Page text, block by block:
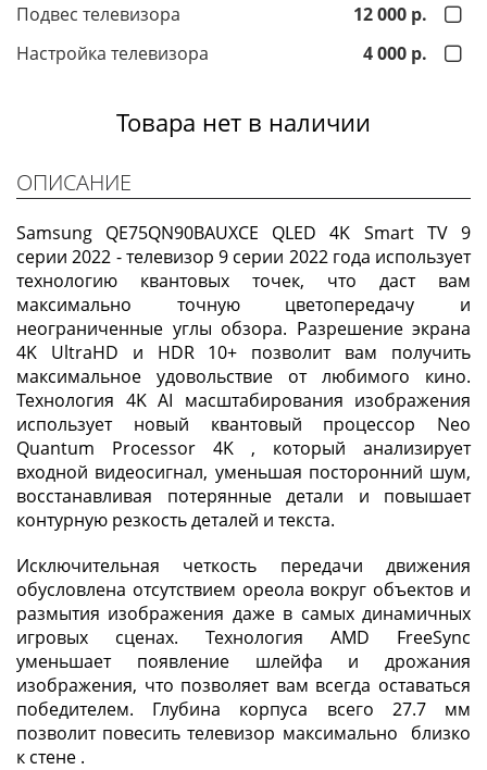
Подвес телевизора
12 000 р.
Настройка телевизора
4 000 р.
Товара нет в наличии
ОПИСАНИЕ
Samsung QE75QN90BAUXCE QLED 4K Smart TV 9
серии 2022 - телевизор 9 серии 2022 года использует
технологию квантовых точек, что даст вам
максимально точную цветопередачу и
неограниченные углы обзора. Разрешение экрана
4K UltraHD и HDR 10+ позволит вам получить
максимальное удовольствие от любимого кино.
Технология 4K AI масштабирования изображения
использует новый квантовый процессор Neo
Quantum Processor 4K , который анализирует
входной видеосигнал, уменьшая посторонний шум,
восстанавливая потерянные детали и повышает
контурную резкость деталей и текста.
Исключительная четкость передачи движения
обусловлена отсутствием ореола вокруг объектов и
размытия изображения даже в самых динамичных
игровых сценах. Технология AMD FreeSync
уменьшает появление шлейфа и дрожания
изображения, что позволяет вам всегда оставаться
победителем. Глубина корпуса всего 27.7 мм
позволит повесить телевизор максимально близко
к стене .